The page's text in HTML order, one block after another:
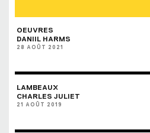
OEUVRES
DANIIL HARMS
28 AOÛT 2021
LAMBEAUX
CHARLES JULIET
21 AOÛT 2019